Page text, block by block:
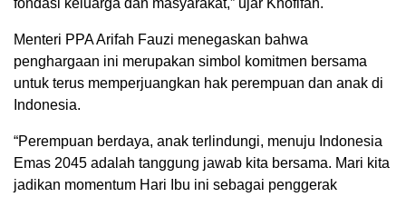
Menteri PPA Arifah Fauzi menegaskan bahwa
penghargaan ini merupakan simbol komitmen bersama
untuk terus memperjuangkan hak perempuan dan anak di
Indonesia.
“Perempuan berdaya, anak terlindungi, menuju Indonesia
Emas 2045 adalah tanggung jawab kita bersama. Mari kita
jadikan momentum Hari Ibu ini sebagai penggerak